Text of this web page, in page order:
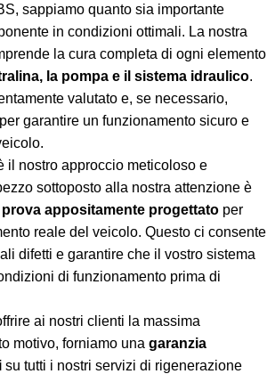
sappiamo quanto sia importante
in condizioni ottimali. La nostra
la cura completa di ogni elemento
la pompa e il sistema idraulico.
valutato e, se necessario,
garantire un funzionamento sicuro e
il nostro approccio meticoloso e
sottoposto alla nostra attenzione è
appositamente progettato per
reale del veicolo. Questo ci consente
difetti e garantire che il vostro sistema
di funzionamento prima di
ai nostri clienti la massima
motivo, forniamo una garanzia
su tutti i nostri servizi di rigenerazione